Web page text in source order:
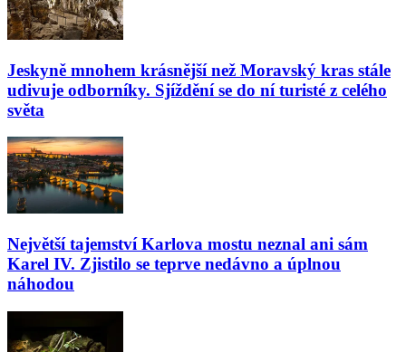
Jeskyně mnohem krásnější než Moravský kras stále
udivuje odborníky. Sjíždění se do ní turisté z celého
světa
Největší tajemství Karlova mostu neznal ani sám
Karel IV. Zjistilo se teprve nedávno a úplnou
náhodou